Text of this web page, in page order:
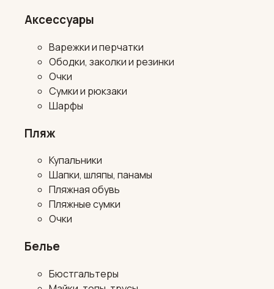
Аксессуары
Варежки и перчатки
Ободки, заколки и резинки
Очки
Сумки и рюкзаки
Шарфы
Пляж
Купальники
Шапки, шляпы, панамы
Пляжная обувь
Пляжные сумки
Очки
Белье
Бюстгальтеры